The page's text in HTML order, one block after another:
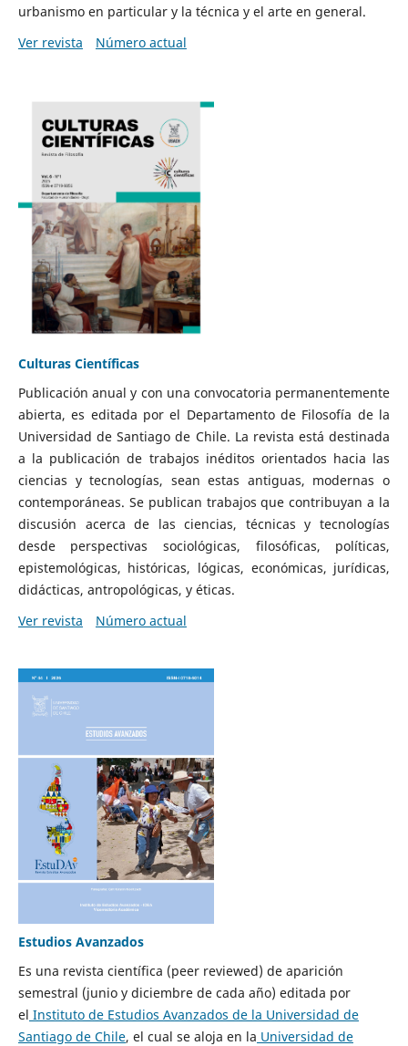
urbanismo en particular y la técnica y el arte en general.
Ver revista
Número actual
Culturas Científicas
Publicación anual y con una convocatoria permanentemente
abierta, es editada por el Departamento de Filosofía de la
Universidad de Santiago de Chile. La revista está destinada
a la publicación de trabajos inéditos orientados hacia las
ciencias y tecnologías, sean estas antiguas, modernas o
contemporáneas. Se publican trabajos que contribuyan a la
discusión acerca de las ciencias, técnicas y tecnologías
desde perspectivas sociológicas, filosóficas, políticas,
epistemológicas, históricas, lógicas, económicas, jurídicas,
didácticas, antropológicas, y éticas.
Ver revista
Número actual
Estudios Avanzados
Es una revista científica (peer reviewed) de aparición
semestral (junio y diciembre de cada año) editada por
el Instituto de Estudios Avanzados de la Universidad de
Santiago de Chile, el cual se aloja en la Universidad de